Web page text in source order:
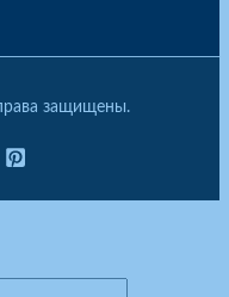
защищены.